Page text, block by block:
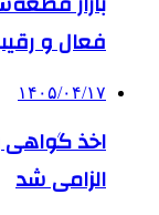
فعال و
۱۴۰۵/۰۴/۱۷
اخذ گواهی
الزامی شد